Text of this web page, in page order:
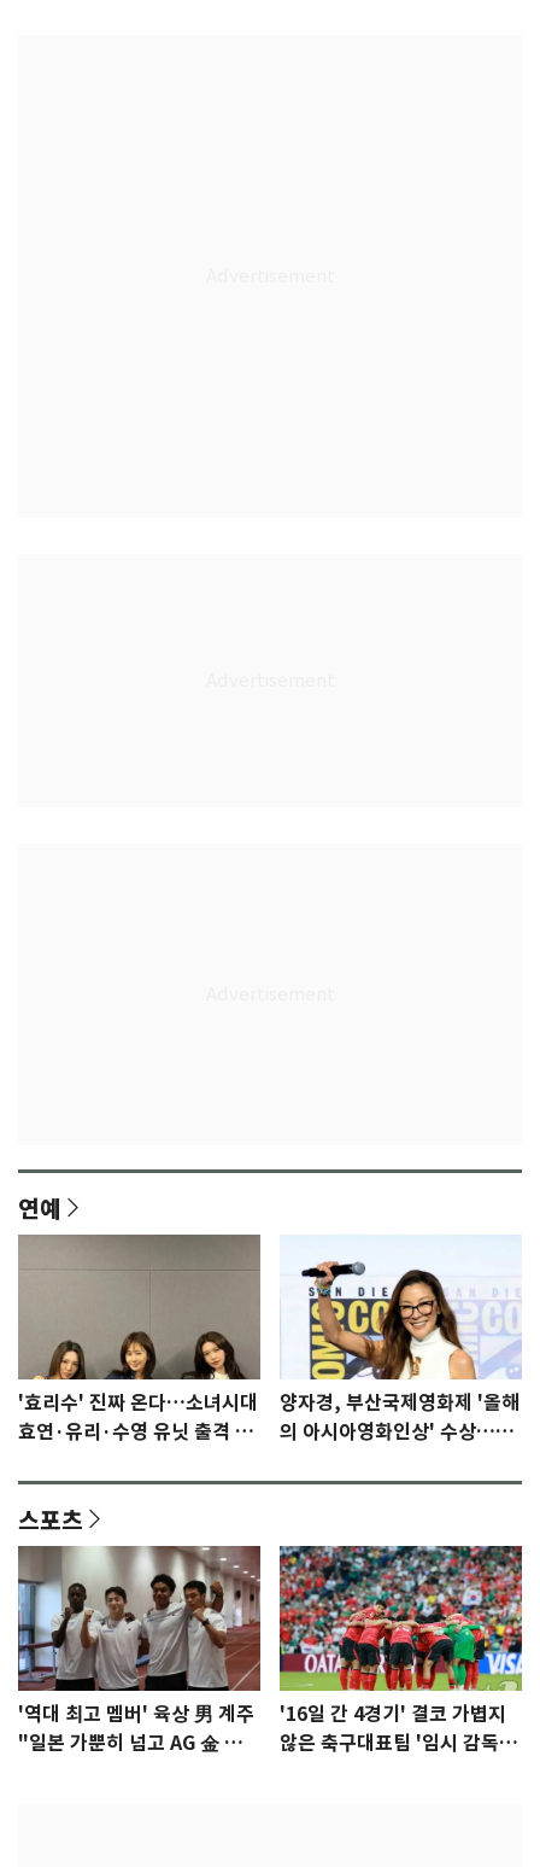
연예
'효리수' 진짜 온다…소녀시대
효연·유리·수영 유닛 출격 [N
양자경, 부산국제영화제 '올해
의 아시아영화인상' 수상…15
스포츠
'역대 최고 멤버' 육상 男 계주
"일본 가뿐히 넘고 AG 金 따겠
'16일 간 4경기' 결코 가볍지
않은 축구대표팀 '임시 감독'